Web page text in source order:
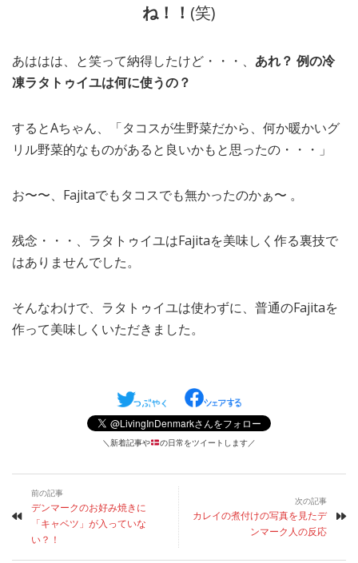
ね！！ (笑)
あははは、と笑って納得したけど・・・、 あれ？ 例の冷
凍ラタトゥイユは何に使うの？
するとAちゃん、「タコスが生野菜だから、何か暖かいグ
リル野菜的なものがあると良いかもと思ったの・・・」
お〜〜、Fajitaでもタコスでも無かったのかぁ〜 。
残念・・・、ラタトゥイユはFajitaを美味しく作る裏技で
はありませんでした。
そんなわけで、ラタトゥイユは使わずに、普通のFajitaを
作って美味しくいただきました。
＼新着記事や の日常をツイートします／
前の記事
デンマークのお好み焼きに
「キャベツ」が入っていな
い？！
次の記事
カレイの煮付けの写真を見たデ
ンマーク人の反応